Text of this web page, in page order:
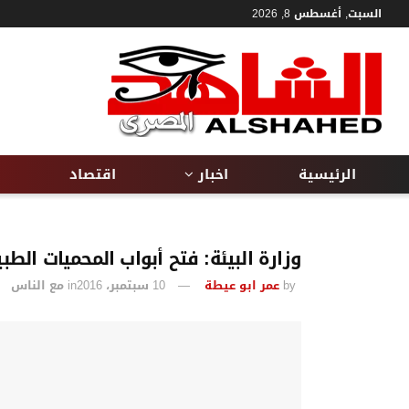
السبت, أغسطس 8, 2026
الرئيسية اخبار اقتصاد
وزارة البيئة: فتح أبواب المحميات
by عمر ابو عيطة 10 سبتمبر، 2016 in مع الناس